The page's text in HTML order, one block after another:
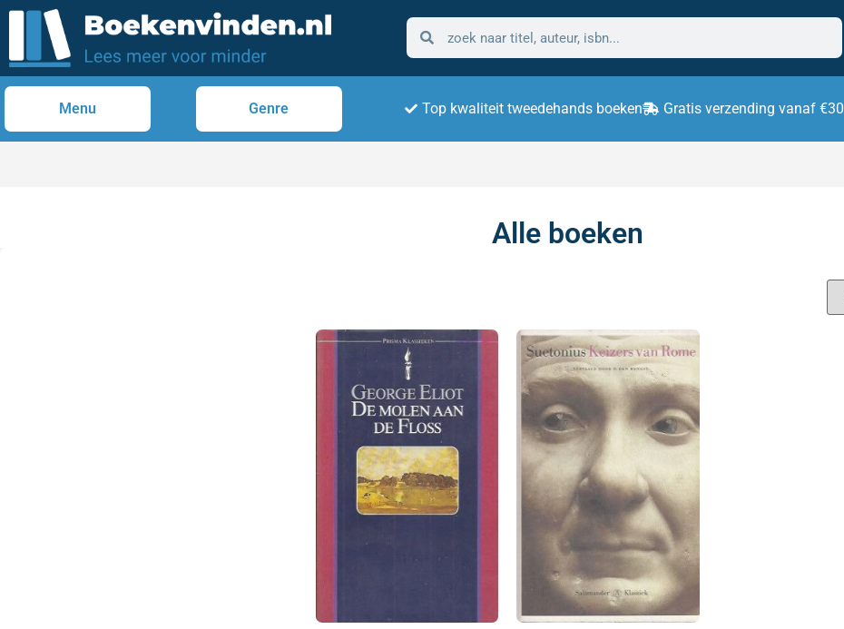
Menu Genre Top kwaliteit tweedehands boeken Gratis verzending vanaf €30
Alle boeken